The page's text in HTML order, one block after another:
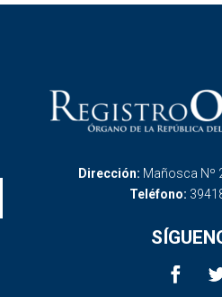
Dirección: Mañosca Nº
Teléfono: